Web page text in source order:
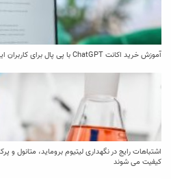
آموزش خرید اکانت ChatGPT با پی پال برای کاربران ایرانی
اشتباهات رایج در نگهداری لیتیوم بروماید، متانول
کیفیت می‌ شوند